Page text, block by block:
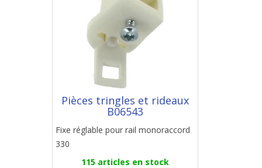
Pièces tringles et rideaux
B06543
Fixe réglable pour rail monoraccord
330
115 articles en stock